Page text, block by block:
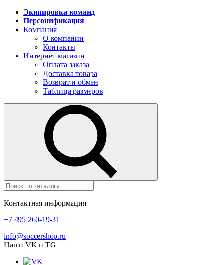
Экипировка команд
Персонификация
Компания
О компании
Контакты
Интернет-магазин
Оплата заказа
Доставка товара
Возврат и обмен
Таблица размеров
Контактная информация
+7 495 260-19-31
info@soccershop.ru
Наши VK и TG